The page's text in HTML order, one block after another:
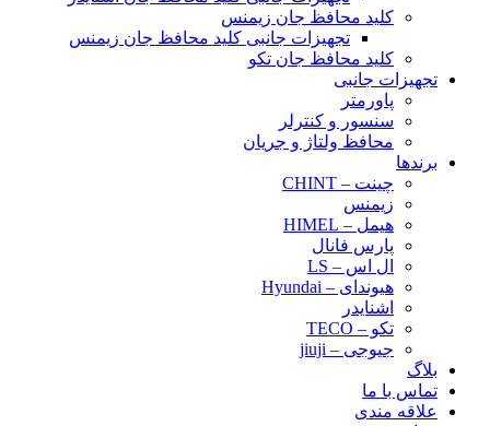
کلید محافظ جان زیمنس
تجهیزات جانبی کلید محافظ جان زیمنس
کلید محافظ جان تکو
تجهیزات جانبی
پاورمتر
سنسور و کنترلر
محافظ ولتاژ و‌ جریان
برندها
چینت – CHINT
زیمنس
هیمل – HIMEL
پارس فانال
ال اس – LS
هیوندای – Hyundai
اشنایدر
تکو – TECO
جیوجی – jiuji
بلاگ
تماس با ما
علاقه مندی